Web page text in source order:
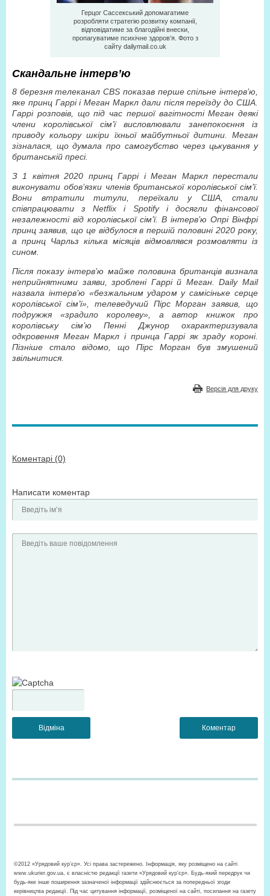
Герцог Сассекський допомагатиме
розробляти стратегію розвитку компанії,
відповідатиме за благодійні внески,
пропагуватиме психічне здоров’я. Фото з
сайту dailymail.co.uk
Скандальне інтерв’ю
8 березня телеканал CBS показав перше спільне інтерв’ю,
яке принц Гаррі і Меган Маркл дали після переїзду до США.
Гаррі розповів, що під час першої вагітності Меган деякі
члени королівської сім’ї висловлювали занепокоєння із
приводу кольору шкіри їхньої майбутньої дитини. Меган
зізналася, що думала про самогубство через цькування у
британській пресі.
З 1 квітня 2020 принц Гаррі і Меган Маркл перестали
виконувати обов’язки членів британської королівської сім’ї.
Вони втратили титули, переїхали у США, стали
співпрацювати з Netflix і Spotify і досягли фінансової
незалежності від королівської сім’ї. В інтерв’ю Опрі Вінфрі
принц заявив, що це відбулося в першій половині 2020 року,
а принц Чарльз кілька місяців відмовлявся розмовляти із
сином.
Після показу інтерв’ю майже половина британців визнала
неприйнятними заяви, зроблені Гаррі й Меган. Daily Mail
назвала інтерв’ю «безжальним ударом у самісіньке серце
королівської сім’ї», телеведучий Пірс Морган заявив, що
подружжя «зрадило королеву», а автор книжок про
королівську сім’ю Пенні Джунор охарактеризувала
одкровення Меган Маркл і принца Гаррі як зраду короні.
Пізніше стало відомо, що Пірс Морган був змушений
звільнитися.
Версія для друку
Коментарі (0)
Написати коментар
©2012 «Урядовий кур’єр». Усі права застережено. Інформація, яку розміщено на сайті
www.ukurier.gov.ua, є власністю редакції газети «Урядовий кур'єр». Будь-який передрук чи
будь-яке інше поширення зазначеної інформації здійснюється за попередньої згоди
керівництва редакції. Під час цитування інформації, розміщеної на сайті, посилання на газету